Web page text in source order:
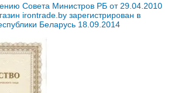
Совета Министров РБ от 29.04.2010
irontrade.by зарегистрирован в
Беларусь 18.09.2014